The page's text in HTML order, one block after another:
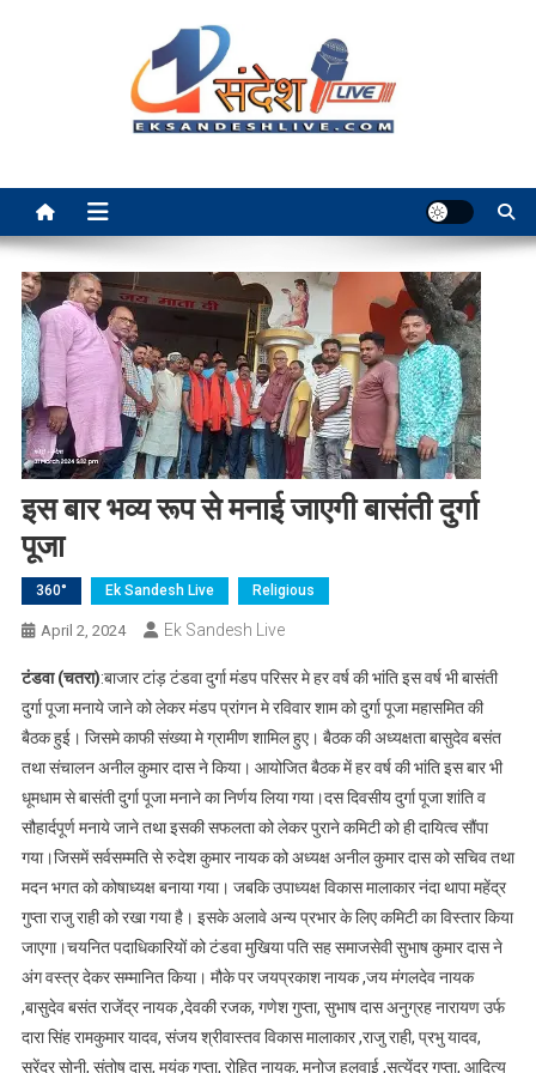
इस बार भव्य रूप से मनाई जाएगी बासंती दुर्गा
पूजा
360° Ek Sandesh Live Religious
April 2, 2024 Ek Sandesh Live
टंडवा (चतरा):बाजार टांड़ टंडवा दुर्गा मंडप परिसर मे हर वर्ष की भांति इस वर्ष भी बासंती
दुर्गा पूजा मनाये जाने को लेकर मंडप प्रांगन मे रविवार शाम को दुर्गा पूजा महासमित की
बैठक हुई। जिसमे काफी संख्या मे ग्रामीण शामिल हुए। बैठक की अध्यक्षता बासुदेव बसंत
तथा संचालन अनील कुमार दास ने किया। आयोजित बैठक में हर वर्ष की भांति इस बार भी
धूमधाम से बासंती दुर्गा पूजा मनाने का निर्णय लिया गया।दस दिवसीय दुर्गा पूजा शांति व
सौहार्दपूर्ण मनाये जाने तथा इसकी सफलता को लेकर पुराने कमिटी को ही दायित्व सौंपा
गया।जिसमें सर्वसम्मति से रुदेश कुमार नायक को अध्यक्ष अनील कुमार दास को सचिव तथा
मदन भगत को कोषाध्यक्ष बनाया गया। जबकि उपाध्यक्ष विकास मालाकार नंदा थापा महेंद्र
गुप्ता राजु राही को रखा गया है। इसके अलावे अन्य प्रभार के लिए कमिटी का विस्तार किया
जाएगा।चयनित पदाधिकारियों को टंडवा मुखिया पति सह समाजसेवी सुभाष कुमार दास ने
अंग वस्त्र देकर सम्मानित किया। मौके पर जयप्रकाश नायक ,जय मंगलदेव नायक
,बासुदेव बसंत राजेंद्र नायक ,देवकी रजक, गणेश गुप्ता, सुभाष दास अनुग्रह नारायण उर्फ
दारा सिंह रामकुमार यादव, संजय श्रीवास्तव विकास मालाकार ,राजु राही, प्रभु यादव,
सुरेंद्र सोनी, संतोष दास, मयंक गुप्ता, रोहित नायक, मनोज हलवाई ,सत्येंद्र गुप्ता, आदित्य